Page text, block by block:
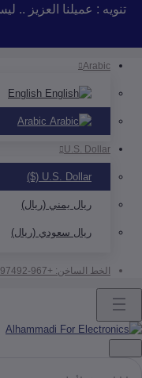
تنويه : عميلنا العزيز
Arabic
English
Arabic
U.S. Dollar
U.S. Dollar ($)
ريال يمني (ريال)
ريال سعودي (ريال)
الخط الساخن: +967-777297492